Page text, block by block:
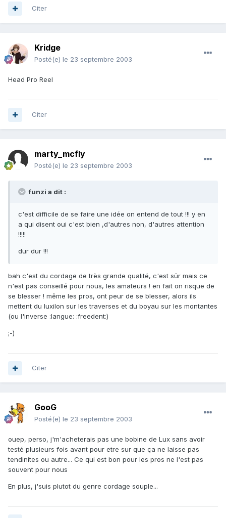
Citer
Kridge
Posté(e) le 23 septembre 2003
Head Pro Reel
Citer
marty_mcfly
Posté(e) le 23 septembre 2003
funzi a dit :
c'est difficile de se faire une idée on entend de tout !!! y en
a qui disent oui c'est bien ,d'autres non, d'autres attention
!!!!!
dur dur !!!
bah c'est du cordage de très grande qualité, c'est sûr mais ce
n'est pas conseillé pour nous, les amateurs ! en fait on risque de
se blesser ! même les pros, ont peur de se blesser, alors ils
mettent du luxilon sur les traverses et du boyau sur les montantes
(ou l'inverse :langue: :freedent:)
;-)
Citer
GooG
Posté(e) le 23 septembre 2003
ouep, perso, j'm'acheterais pas une bobine de Lux sans avoir
testé plusieurs fois avant pour etre sur que ça ne laisse pas
tendinites ou autre... Ce qui est bon pour les pros ne l'est pas
souvent pour nous
En plus, j'suis plutot du genre cordage souple...